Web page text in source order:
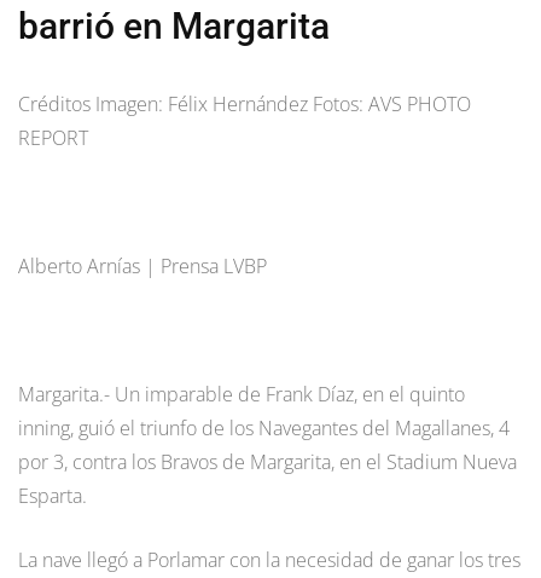
barrió en Margarita
Créditos Imagen: Félix Hernández Fotos: AVS PHOTO
REPORT
Alberto Arnías | Prensa LVBP
Margarita.- Un imparable de Frank Díaz, en el quinto
inning, guió el triunfo de los Navegantes del Magallanes, 4
por 3, contra los Bravos de Margarita, en el Stadium Nueva
Esparta.
La nave llegó a Porlamar con la necesidad de ganar los tres